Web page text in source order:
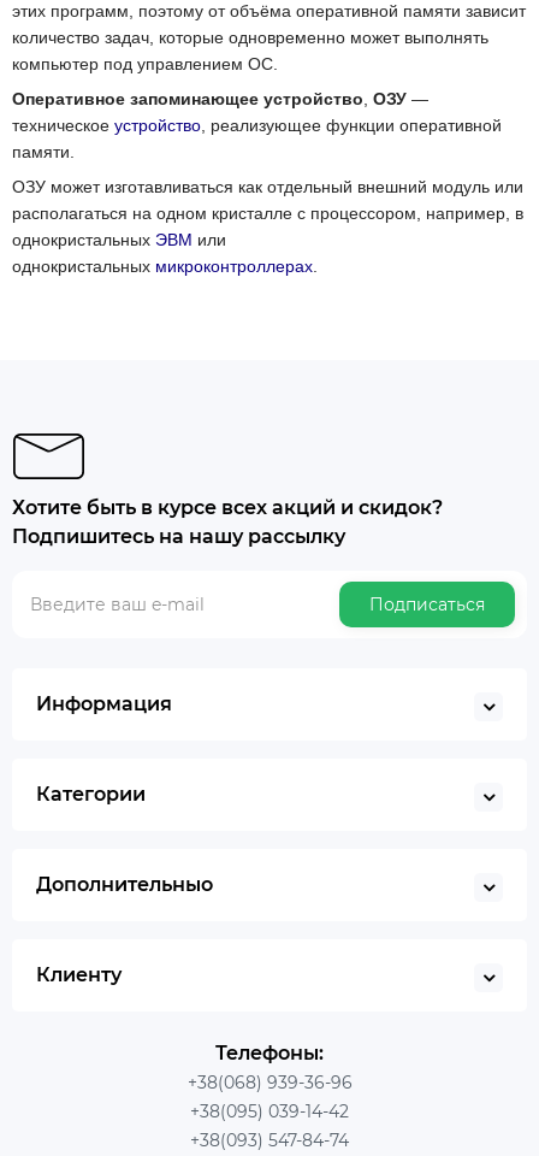
этих программ, поэтому от объёма оперативной памяти зависит
количество задач, которые одновременно может выполнять
компьютер под управлением ОС.
Оперативное запоминающее устройство, ОЗУ —
техническое устройство, реализующее функции оперативной
памяти.
ОЗУ может изготавливаться как отдельный внешний модуль или
располагаться на одном кристалле с процессором, например, в
однокристальных ЭВМ или
однокристальных микроконтроллерах.
Хотите быть в курсе всех акций и скидок?
Подпишитесь на нашу рассылку
Подписаться
Информация
Категории
Дополнительныо
Клиенту
Телефоны:
+38(068) 939-36-96
+38(095) 039-14-42
+38(093) 547-84-74